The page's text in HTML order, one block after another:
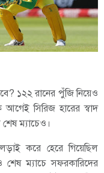
১২২ রানের পুঁজি নিয়েও
আগেই সিরিজ হারের স্বাদ
ম্যাচেও।
করে হেরে গিয়েছিল
ম্যাচে সফরকারিদের